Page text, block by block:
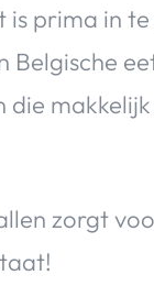
prima in te
Belgische
die
zorgt